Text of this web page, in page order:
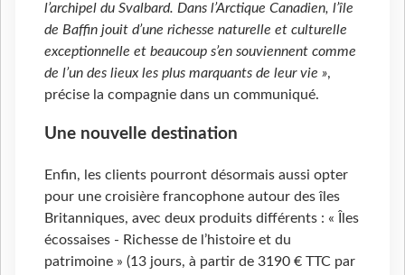
l’archipel du Svalbard. Dans l’Arctique Canadien, l’île
de Baffin jouit d’une richesse naturelle et culturelle
exceptionnelle et beaucoup s’en souviennent comme
de l’un des lieux les plus marquants de leur vie »,
précise la compagnie dans un communiqué.
Une nouvelle destination
Enfin, les clients pourront désormais aussi opter
pour une croisière francophone autour des îles
Britanniques, avec deux produits différents : « Îles
écossaises - Richesse de l’histoire et du
patrimoine » (13 jours, à partir de 3190 € TTC par